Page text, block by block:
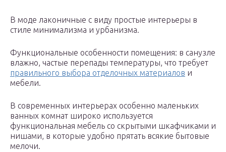
В моде лаконичные с виду простые интерьеры в
стиле минимализма и урбанизма.
Функциональные особенности помещения: в санузле
влажно, частые перепады температуры, что требует
правильного выбора отделочных материалов и
мебели.
В современных интерьерах особенно маленьких
ванных комнат широко используется
функциональная мебель со скрытыми шкафчиками и
нишами, в которые удобно прятать всякие бытовые
мелочи.